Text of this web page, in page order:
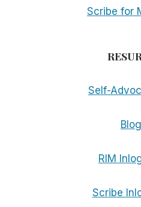
Scribe for
Self-
RIM
Scribe